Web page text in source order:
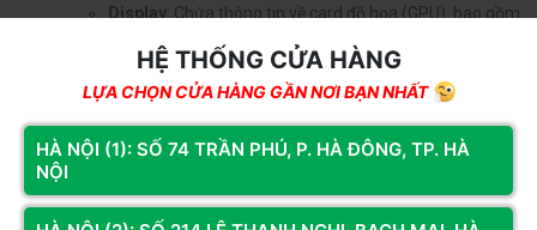
Display: Chứa thông tin về card đồ họa (GPU), bao gồm
Ngoài công cụ DirectX Diagnostic Tool, bạn có thể sử dụng các
phần mềm chuyên dụng để có thêm thông tin chi tiết về phần cứng
của máy tính. Chúng tôi gợi ý một số phần mềm phổ biến và miễn phí
sau:
CPU-Z: Cung cấp thông tin chi tiết về CPU, bo mạch chủ và
HỆ THỐNG CỬA HÀNG
LỰA CHỌN CỬA HÀNG GẦN NƠI BẠN NHẤT
HÀ NỘI (1): SỐ 74 TRẦN PHÚ, P. HÀ ĐÔNG, TP. HÀ
NỘI